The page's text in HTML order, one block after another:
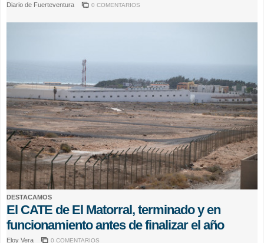
Diario de Fuerteventura 0 COMENTARIOS
DESTACAMOS
El CATE de El Matorral, terminado y en
funcionamiento antes de finalizar el año
Eloy Vera 0 COMENTARIOS